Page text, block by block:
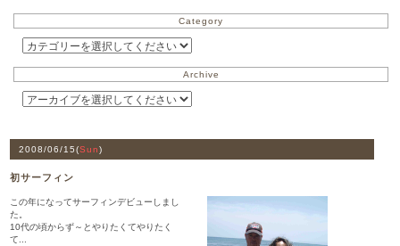
Category
Archive
2008/06/15(Sun)
初サーフィン
この年になってサーフィンデビューしまし
た。
10代の頃からず～とやりたくてやりたく
て...